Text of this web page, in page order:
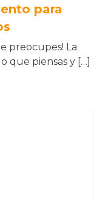
para
preocupes! La
que piensas y […]